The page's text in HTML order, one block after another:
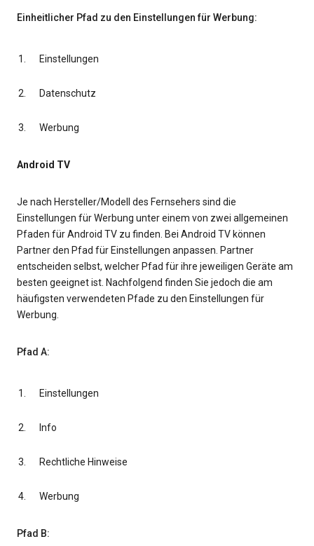
Einheitlicher Pfad zu den Einstellungen für Werbung:
Einstellungen
Datenschutz
Werbung
Android TV
Je nach Hersteller/Modell des Fernsehers sind die
Einstellungen für Werbung unter einem von zwei allgemeinen
Pfaden für Android TV zu finden. Bei Android TV können
Partner den Pfad für Einstellungen anpassen. Partner
entscheiden selbst, welcher Pfad für ihre jeweiligen Geräte am
besten geeignet ist. Nachfolgend finden Sie jedoch die am
häufigsten verwendeten Pfade zu den Einstellungen für
Werbung.
Pfad A:
Einstellungen
Info
Rechtliche Hinweise
Werbung
Pfad B: